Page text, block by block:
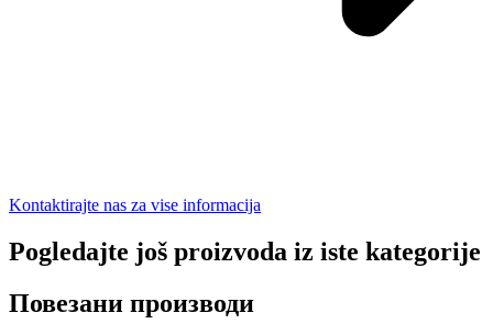
Kontaktirajte nas za vise informacija
Pogledajte još proizvoda iz iste kategorije
Повезани производи